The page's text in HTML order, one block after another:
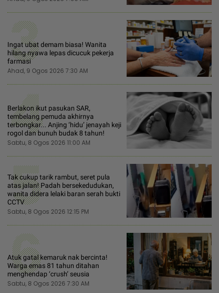
3
Ingat ubat demam biasa! Wanita
hilang nyawa lepas dicucuk pekerja
farmasi
Ahad, 9 Ogos 2026 7:30 AM
4
Berlakon ikut pasukan SAR,
tembelang pemuda akhirnya
terbongkar... Anjing ‘hidu’ jenayah keji
rogol dan bunuh budak 8 tahun!
Sabtu, 8 Ogos 2026 11:00 AM
5
Tak cukup tarik rambut, seret pula
atas jalan! Padah bersekedudukan,
wanita didera lelaki baran serah bukti
CCTV
Sabtu, 8 Ogos 2026 12:15 PM
6
Atuk gatal kemaruk nak bercinta!
Warga emas 81 tahun ditahan
menghendap ‘crush’ seusia
Sabtu, 8 Ogos 2026 7:30 AM